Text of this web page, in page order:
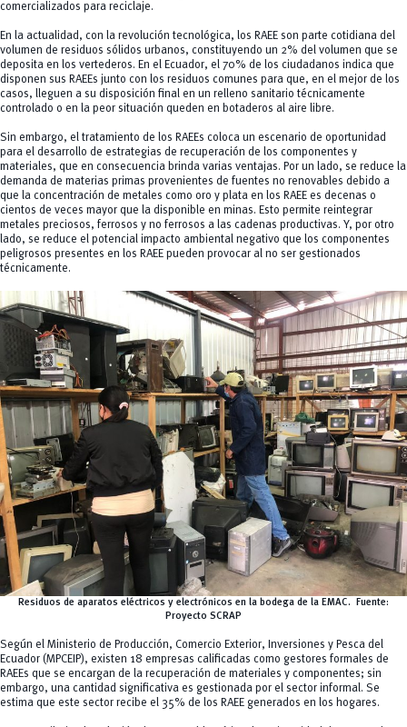
comercializados para reciclaje.
En la actualidad, con la revolución tecnológica, los RAEE son parte cotidiana del
volumen de residuos sólidos urbanos, constituyendo un 2% del volumen que se
deposita en los vertederos. En el Ecuador, el 70% de los ciudadanos indica que
disponen sus RAEEs junto con los residuos comunes para que, en el mejor de los
casos, lleguen a su disposición final en un relleno sanitario técnicamente
controlado o en la peor situación queden en botaderos al aire libre.
Sin embargo, el tratamiento de los RAEEs coloca un escenario de oportunidad
para el desarrollo de estrategias de recuperación de los componentes y
materiales, que en consecuencia brinda varias ventajas. Por un lado, se reduce la
demanda de materias primas provenientes de fuentes no renovables debido a
que la concentración de metales como oro y plata en los RAEE es decenas o
cientos de veces mayor que la disponible en minas. Esto permite reintegrar
metales preciosos, ferrosos y no ferrosos a las cadenas productivas. Y, por otro
lado, se reduce el potencial impacto ambiental negativo que los componentes
peligrosos presentes en los RAEE pueden provocar al no ser gestionados
técnicamente.
Residuos de aparatos eléctricos y electrónicos en la bodega de la EMAC. Fuente:
Proyecto SCRAP
Según el Ministerio de Producción, Comercio Exterior, Inversiones y Pesca del
Ecuador (MPCEIP), existen 18 empresas calificadas como gestores formales de
RAEEs que se encargan de la recuperación de materiales y componentes; sin
embargo, una cantidad significativa es gestionada por el sector informal. Se
estima que este sector recibe el 35% de los RAEE generados en los hogares.